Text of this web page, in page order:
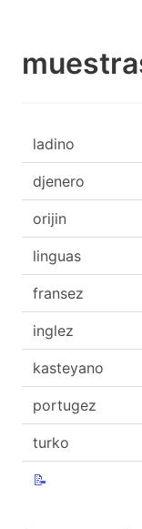
ladino
djenero
orijin
linguas
fransez
inglez
kasteyano
portugez
turko
📝